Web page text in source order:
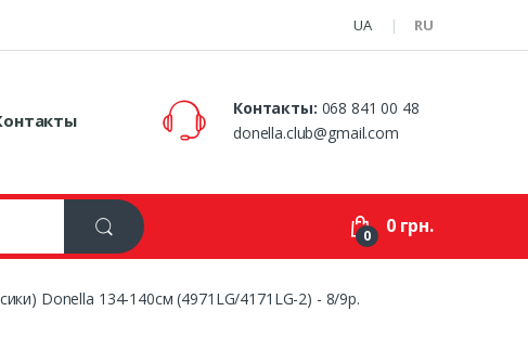
UA RU
Контакты: 068 841 00 48
donella.club@gmail.com
0 0 грн.
Donella 134-140см (4971LG/4171LG-2) - 8/9р.